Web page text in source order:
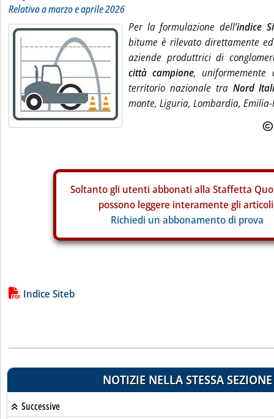
Relativo a marzo e aprile 2026
Per la formulazione dell’indice
bitume è rilevato direttamente
aziende produttrici di
città campione,
territorio nazionale tra Nord
monte, Liguria, Lombardia, Emilia-
Soltanto gli utenti abbonati alla Staffetta
possono leggere interamente gli
Richiedi un abbonamento di prova
Lista allegati PDF alla notizia
Indice Siteb
NOTIZIE NELLA STESSA SEZIONE
Successive